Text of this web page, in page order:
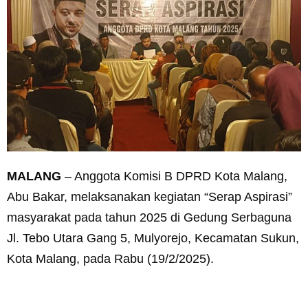
MALANG – Anggota Komisi B DPRD Kota Malang,
Abu Bakar, melaksanakan kegiatan “Serap Aspirasi”
masyarakat pada tahun 2025 di Gedung Serbaguna
Jl. Tebo Utara Gang 5, Mulyorejo, Kecamatan Sukun,
Kota Malang, pada Rabu (19/2/2025).